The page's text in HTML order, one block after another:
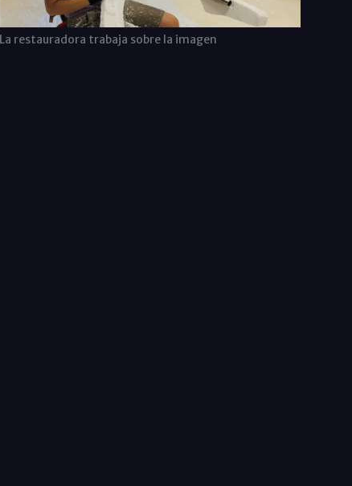
La restauradora trabaja sobre la imagen